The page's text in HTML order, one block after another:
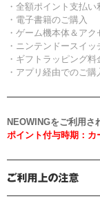
・全額ポイント支払い
・電子書籍のご購入
・ゲーム機本体＆ア
・ニンテンドースイ
・ギフトラッピング料
・アプリ経由でのご購
NEOWINGをご利用さ
ポイント付与時期：